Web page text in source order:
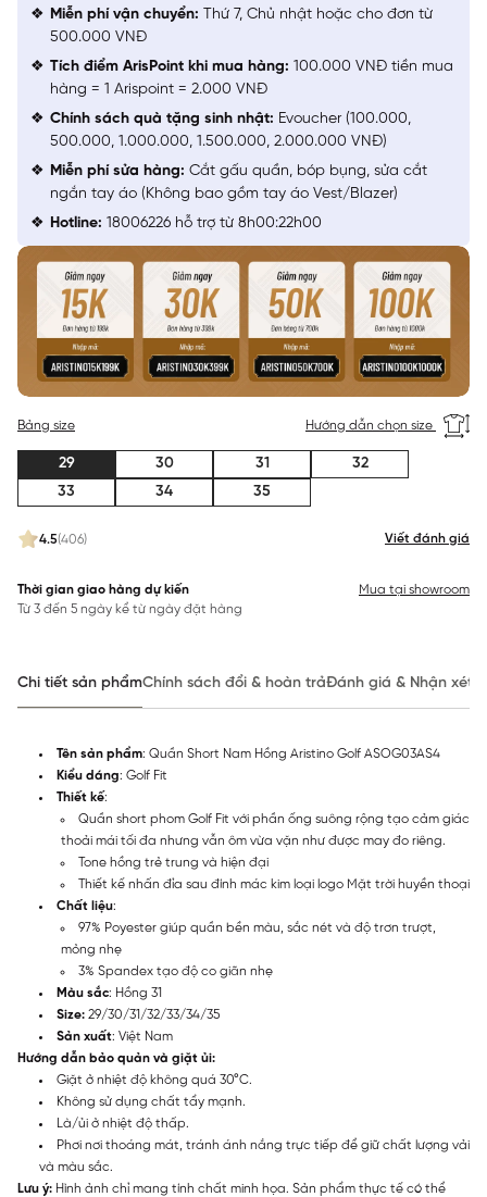
4.5(406) Viết đánh giá
Bảng size Hướng dẫn chọn size
29 30 31
32
33
34 35
Thời gian giao hàng dự kiến
Từ 3 đến 5 ngày kể từ ngày đặt hàng
Mua tại showroom
Miễn phí vận chuyển: Thứ 7, Chủ nhật hoặc cho đơn từ
500.000 VNĐ
Tích điểm ArisPoint khi mua hàng: 100.000 VNĐ tiền mua
hàng = 1 Arispoint = 2.000 VNĐ
Chính sách quà tặng sinh nhật: Evoucher (100.000,
500.000, 1.000.000, 1.500.000, 2.000.000 VNĐ)
Miễn phí sửa hàng: Cắt gấu quần, bóp bụng, sửa cắt
ngắn tay áo (Không bao gồm tay áo Vest/Blazer)
Hotline: 18006226 hỗ trợ từ 8h00:22h00
Chi tiết sản phẩmChính sách đổi & hoàn trảĐánh giá & Nhận xét
Tên sản phẩm: Quần Short Nam Hồng Aristino Golf ASOG03AS4
Kiểu dáng: Golf Fit
Thiết kế:
Quần short phom Golf Fit với phần ống suông rộng tạo cảm giác
thoải mái tối đa nhưng vẫn ôm vừa vặn như được may đo riêng.
Tone hồng trẻ trung và hiện đại
Thiết kế nhấn đỉa sau đính mác kim loại logo Mặt trời huyền thoại
Chất liệu:
97% Poyester giúp quần bền màu, sắc nét và độ trơn trượt,
mỏng nhẹ
3% Spandex tạo độ co giãn nhẹ
Màu sắc: Hồng 31
Size: 29/30/31/32/33/34/35
Sản xuất: Việt Nam
Hướng dẫn bảo quản và giặt ủi:
Giặt ở nhiệt độ không quá 30°C.
Không sử dụng chất tẩy mạnh.
Là/ủi ở nhiệt độ thấp.
Phơi nơi thoáng mát, tránh ánh nắng trực tiếp để giữ chất lượng vải
và màu sắc.
Lưu ý: Hình ảnh chỉ mang tính chất minh họa. Sản phẩm thực tế có thể